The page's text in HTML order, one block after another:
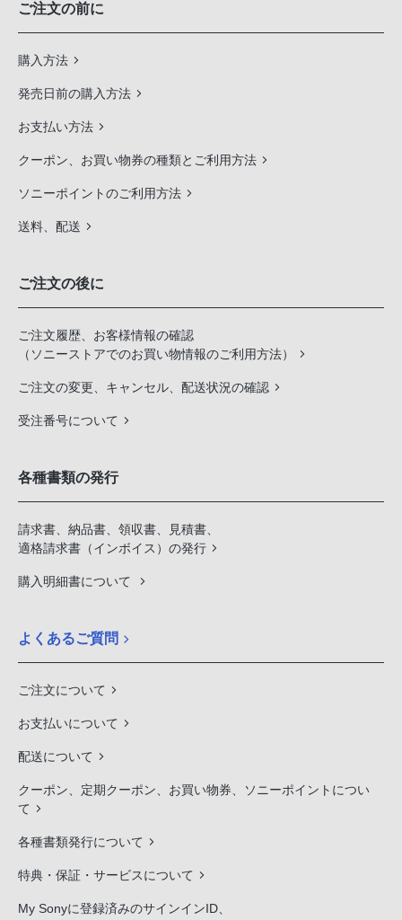
ご注文の前に
購入方法
発売日前の購入方法
お支払い方法
クーポン、お買い物券の種類とご利用方法
ソニーポイントのご利用方法
送料、配送
ご注文の後に
ご注文履歴、お客様情報の確認
（ソニーストアでのお買い物情報のご利用方法）
ご注文の変更、キャンセル、配送状況の確認
受注番号について
各種書類の発行
請求書、納品書、領収書、見積書、
適格請求書（インボイス）の発行
購入明細書について
よくあるご質問
ご注文について
お支払いについて
配送について
クーポン、定期クーポン、お買い物券、ソニーポイントについ
て
各種書類発行について
特典・保証・サービスについて
My Sonyに登録済みのサインインID、